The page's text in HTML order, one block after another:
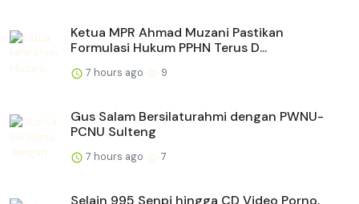
Ketua MPR Ahmad Muzani Pastikan
Formulasi Hukum PPHN Terus D...
7 hours ago 9
Gus Salam Bersilaturahmi dengan PWNU-
PCNU Sulteng
7 hours ago 7
Selain 995 Senpi hingga CD Video Porno,